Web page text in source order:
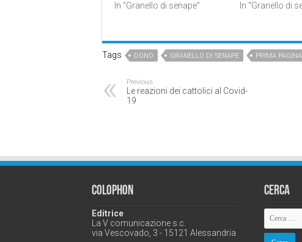
In "Granello di senape"
In "Granello di
Tags DONO GRANELLO DI SENAPE PRIMA PAGINA
Previous
Le reazioni dei cattolici al Covid-
19
Colophon
Editrice
La V comunicazione s.c.
via Vescovado, 3 - 15121 Alessandria
Cerca